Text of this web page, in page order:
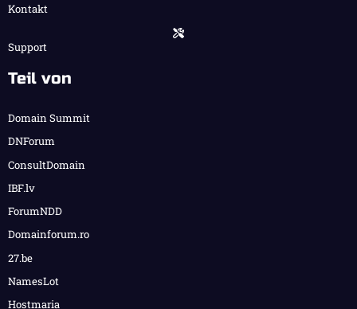
Kontakt
Support
Teil von
Domain Summit
DNForum
ConsultDomain
IBF.lv
ForumNDD
Domainforum.ro
27.be
NamesLot
Hostmaria